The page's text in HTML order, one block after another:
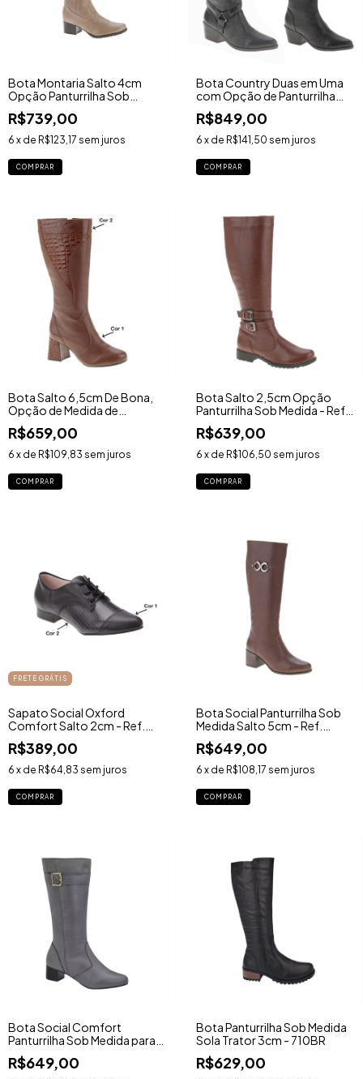
Bota Montaria Salto 4cm
Opção Panturrilha Sob
Medida - Ref. 7522TR
R$739,00
6 x de R$123,17 sem juros
COMPRAR
Bota Country Duas em Uma
com Opção de Panturrilha
Sob Medida - Ref. 001CATR
R$849,00
6 x de R$141,50 sem juros
COMPRAR
Bota Salto 6,5cm De Bona,
Opção de Medida de
Panturrílha - Ref. 777DB
R$659,00
6 x de R$109,83 sem juros
COMPRAR
Bota Salto 2,5cm Opção
Panturrilha Sob Medida - Ref.
767DB
R$639,00
6 x de R$106,50 sem juros
COMPRAR
FRETE GRÁTIS
Sapato Social Oxford
Comfort Salto 2cm - Ref.
6994TR
R$389,00
6 x de R$64,83 sem juros
COMPRAR
Bota Social Panturrilha Sob
Medida Salto 5cm - Ref.
276BR
R$649,00
6 x de R$108,17 sem juros
COMPRAR
Bota Social Comfort
Panturrilha Sob Medida para
Perna Grossa Salto 4cm -
Ref. 1526TR
R$649,00
Bota Panturrilha Sob Medida
Sola Trator 3cm - 710BR
R$629,00